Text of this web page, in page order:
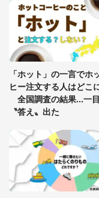
知らぬお
県・30
「ゾワ
グっち
「ホット」の一言でホ
ヒー注文する人はどこ
全国調査の結果...一
〝答え〟出た